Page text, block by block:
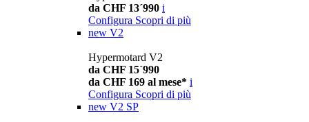
da CHF 13´990 i
Configura Scopri di più
new V2
Hypermotard V2
da CHF 15´990
da CHF 169 al mese* i
Configura Scopri di più
new V2 SP